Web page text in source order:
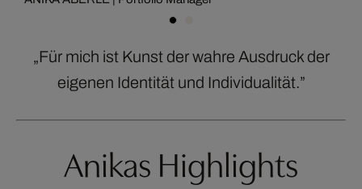
„Für mich ist Kunst der wahre Ausdruck der
eigenen Identität und Individualität.”
Anikas Highlights